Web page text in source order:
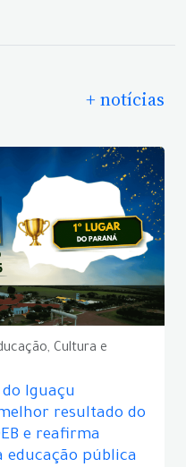
+ notícias
Cultura e
Iguaçu
resultado do
e reafirma
educação pública